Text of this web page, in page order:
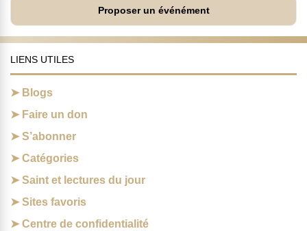
Proposer un événément
LIENS UTILES
Blogs
Faire un don
S’abonner
Catégories
Saint et lectures du jour
Sites favoris
Centre de confidentialité